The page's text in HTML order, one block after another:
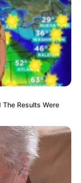
งสุดในไทย
Attack!
The Results Were